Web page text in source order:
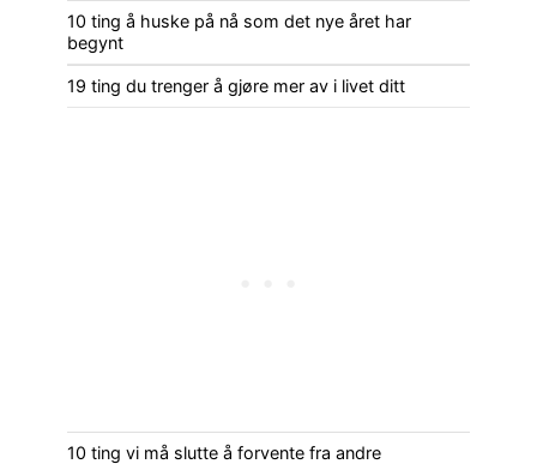
10 ting å huske på nå som det nye året har
begynt
19 ting du trenger å gjøre mer av i livet ditt
10 ting vi må slutte å forvente fra andre